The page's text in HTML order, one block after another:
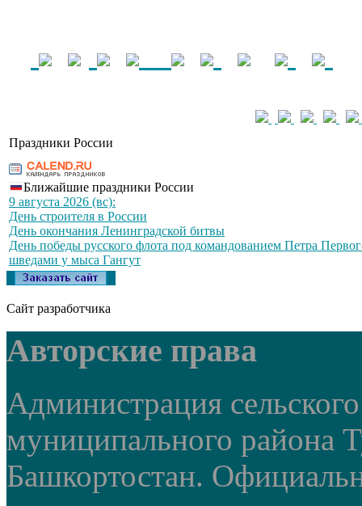
Праздники России
Ближайшие праздники России
9 августа 2026 (вс):
День строителя в России
День окончания Ленинградской битвы
День победы русского флота под командованием Петра
шведами у мыса Гангут
Сайт разработчика
Авторские права
Администрация
муниципального района
Башкортостан.